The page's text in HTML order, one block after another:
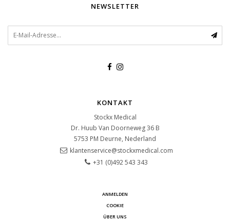
NEWSLETTER
KONTAKT
Stockx Medical
Dr. Huub Van Doorneweg 36 B
5753 PM Deurne, Nederland
klantenservice@stockxmedical.com
+31 (0)492 543 343
ANMELDEN
COOKIE
ÜBER UNS